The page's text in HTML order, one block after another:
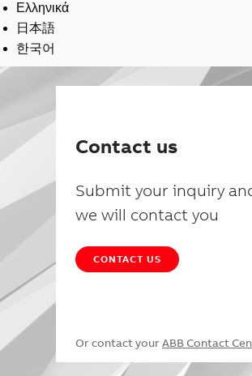
Ελληνικά
日本語
한국어
Contact us
Submit your inquiry
we will contact you
CONTACT US
Or contact your ABB Contact